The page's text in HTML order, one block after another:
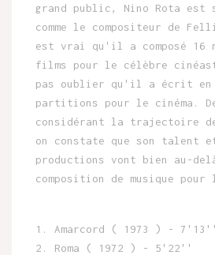
grand public, Nino Rota est
comme le compositeur de
est vrai qu'il a composé 16
films pour le célèbre
pas oublier qu'il a écrit en
partitions pour le cinéma.
considérant la trajectoire
on constate que son talent
productions vont bien au-
composition de musique
1. Amarcord ( 1973 ) - 7'13''
2. Roma ( 1972 ) - 5'22''